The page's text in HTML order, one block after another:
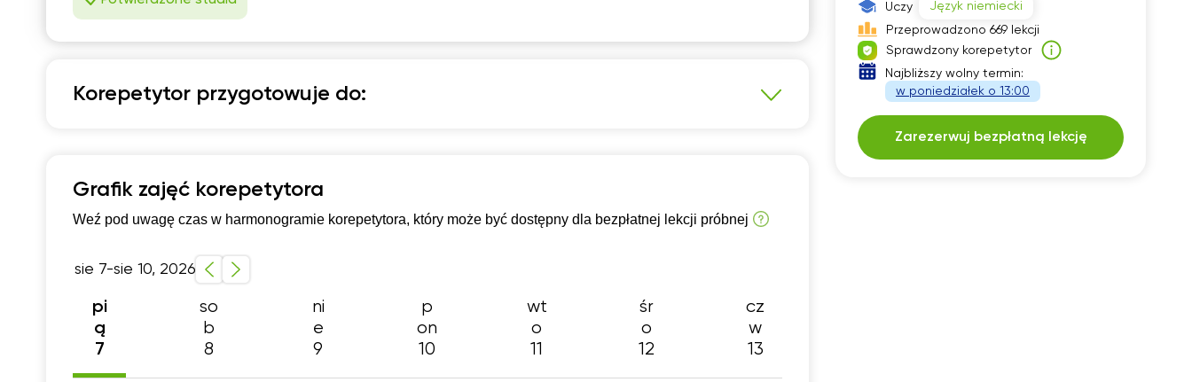
Korepetytor przygotowuje do:
Szkoła podstawowa 4-6 klasa
Szkola średnia (profil podstawowy)
Grafik zajęć korepetytora
Weź pod uwagę czas w harmonogramie korepetytora, który może być dostępny dla bezpłatnej lekcji próbnej
sie 7-sie 10, 2026
pi
ą
7
so
b
8
ni
e
9
p
on
10
wt
o
11
śr
o
12
cz
w
13
Uczy
Język niemiecki
Przeprowadzono 669 lekcji
Sprawdzony korepetytor
Najbliższy wolny termin:
w poniedziałek o 13:00
Zarezerwuj bezpłatną lekcję
14:30
15:00